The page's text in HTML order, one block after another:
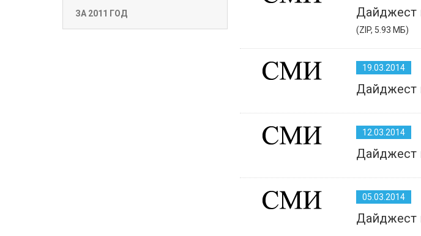
ЗА 2011 ГОД Дайджест
(ZIP, 5.93 МБ)
19.03.2014
Дайджест
12.03.2014
Дайджест
05.03.2014
Дайджест